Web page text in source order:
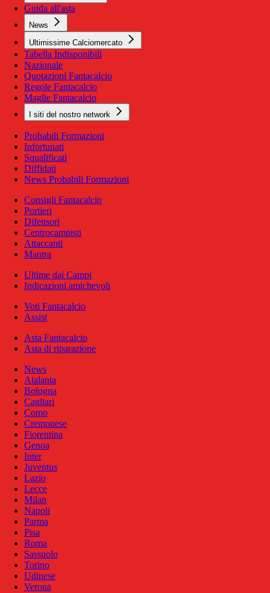
Guida all'asta
News
Ultimissime Calciomercato
Tabella Indisponibili
Nazionale
Quotazioni Fantacalcio
Regole Fantacalcio
Maglie Fantacalcio
I siti del nostro network
Probabili Formazioni
Infortunati
Squalificati
Diffidati
News Probabili Formazioni
Consigli Fantacalcio
Portieri
Difensori
Centrocampisti
Attaccanti
Mantra
Ultime dai Campi
Indicazioni amichevoli
Voti Fantacalcio
Assist
Asta Fantacalcio
Asta di riparazione
News
Atalanta
Bologna
Cagliari
Como
Cremonese
Fiorentina
Genoa
Inter
Juventus
Lazio
Lecce
Milan
Napoli
Parma
Pisa
Roma
Sassuolo
Torino
Udinese
Verona